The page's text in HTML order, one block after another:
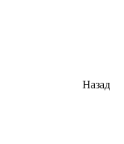
Назад